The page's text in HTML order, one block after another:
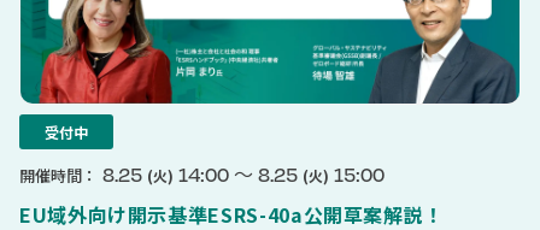
受付中
開催時間： 8.25 (火) 14:00 〜 8.25 (火) 15:00
EU域外向け開示基準ESRS-40a公開草案解説！